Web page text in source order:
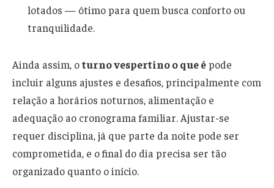
lotados — ótimo para quem busca conforto ou
tranquilidade.
Ainda assim, oturno vespertino o que épode
incluir alguns ajustes e desafios, principalmente com
relação a horários noturnos, alimentação e
adequação ao cronograma familiar. Ajustar-se
requer disciplina, já que parte da noite pode ser
comprometida, e o final do dia precisa ser tão
organizado quanto o início.